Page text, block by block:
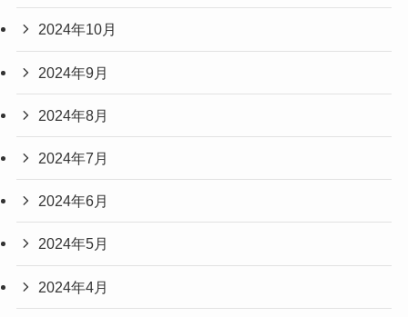
2024年10月
2024年9月
2024年8月
2024年7月
2024年6月
2024年5月
2024年4月